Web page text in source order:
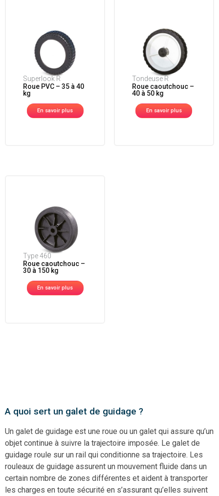
Superlook R
Roue PVC – 35 à 40
kg
En savoir plus
Tondeuse R
Roue caoutchouc –
40 à 50 kg
En savoir plus
Type 460
Roue caoutchouc –
30 à 150 kg
En savoir plus
A quoi sert un galet de guidage ?
Un galet de guidage est une roue ou un galet qui assure qu’un
objet continue à suivre la trajectoire imposée. Le galet de
guidage roule sur un rail qui conditionne sa trajectoire. Les
rouleaux de guidage assurent un mouvement fluide dans un
certain nombre de zones différentes et aident à transporter
les charges en toute sécurité en s’assurant qu’elles suivent